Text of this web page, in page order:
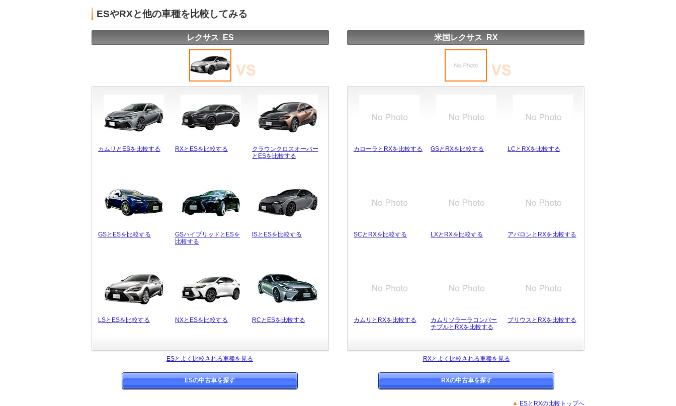
ESやRXと他の車種を比較してみる
レクサス ES
カムリとESを比較する RXとESを比較する
クラウンクロスオーバー
とESを比較する
GSとESを比較する
GSハイブリッドとESを
比較する
ISとESを比較する
LSとESを比較する NXとESを比較する RCとESを比較する
米国レクサス RX
カローラとRXを比較する GSとRXを比較する LCとRXを比較する
SCとRXを比較する LXとRXを比較する アバロンとRXを比較する
カムリとRXを比較する
カムリソラーラコンバー
チブルとRXを比較する
プリウスとRXを比較する
ESとよく比較される車種を見る RXとよく比較される車種を見る
ESの中古車を探す RXの中古車を探す
ESとRXの比較トップへ